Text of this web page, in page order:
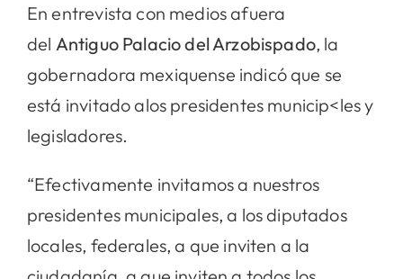
En entrevista con medios afuera
del Antiguo Palacio del Arzobispado, la
gobernadora mexiquense indicó que se
está invitado alos presidentes municip<les y
legisladores.
“Efectivamente invitamos a nuestros
presidentes municipales, a los diputados
locales, federales, a que inviten a la